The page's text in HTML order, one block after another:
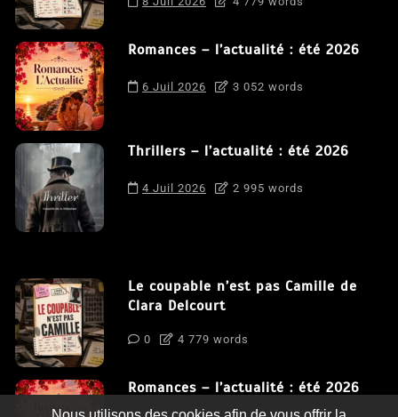
Romances – l’actualité : été 2026
6 Juil 2026 3 052 words
Thrillers – l’actualité : été 2026
4 Juil 2026 2 995 words
Le coupable n’est pas Camille de
Clara Delcourt
0 4 779 words
Romances – l’actualité : été 2026